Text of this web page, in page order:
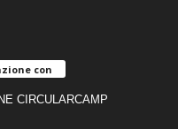
con
CIRCULARCAMP